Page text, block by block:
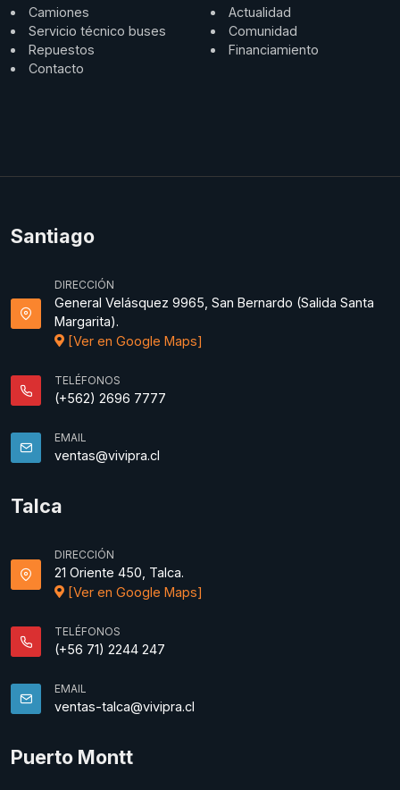
Camiones
Servicio técnico buses
Repuestos
Contacto
Actualidad
Comunidad
Financiamiento
Santiago
DIRECCIÓN
General Velásquez 9965, San Bernardo (Salida Santa
Margarita).
[Ver en Google Maps]
TELÉFONOS
(+562) 2696 7777
EMAIL
ventas@vivipra.cl
Talca
DIRECCIÓN
21 Oriente 450, Talca.
[Ver en Google Maps]
TELÉFONOS
(+56 71) 2244 247
EMAIL
ventas-talca@vivipra.cl
Puerto Montt